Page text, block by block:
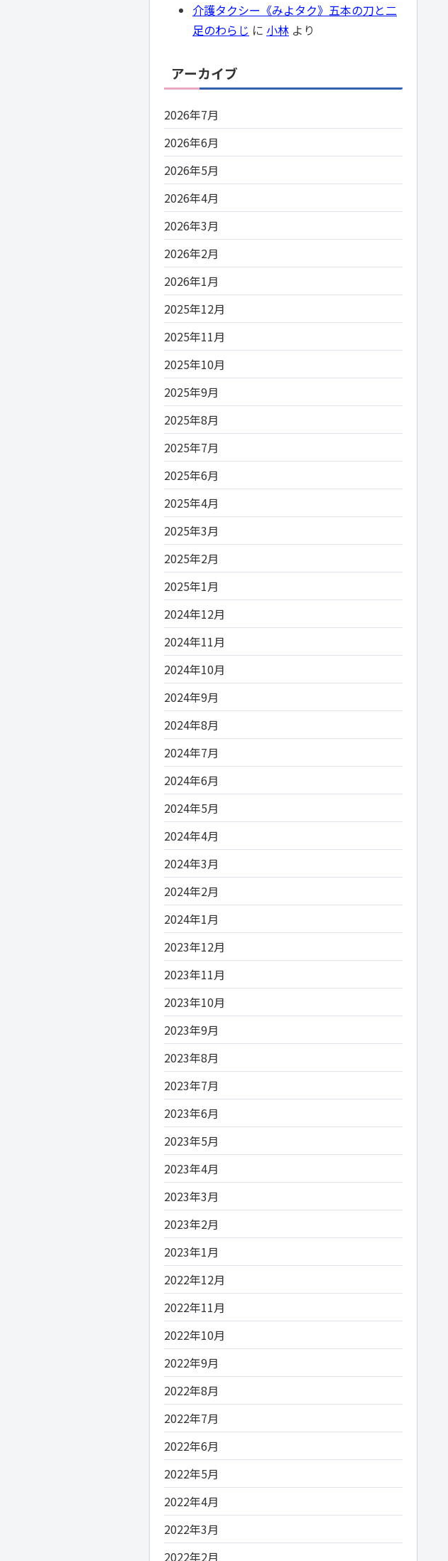
介護タクシー《みよタク》五本の刀と二
足のわらじ に 小林 より
アーカイブ
2026年7月
2026年6月
2026年5月
2026年4月
2026年3月
2026年2月
2026年1月
2025年12月
2025年11月
2025年10月
2025年9月
2025年8月
2025年7月
2025年6月
2025年4月
2025年3月
2025年2月
2025年1月
2024年12月
2024年11月
2024年10月
2024年9月
2024年8月
2024年7月
2024年6月
2024年5月
2024年4月
2024年3月
2024年2月
2024年1月
2023年12月
2023年11月
2023年10月
2023年9月
2023年8月
2023年7月
2023年6月
2023年5月
2023年4月
2023年3月
2023年2月
2023年1月
2022年12月
2022年11月
2022年10月
2022年9月
2022年8月
2022年7月
2022年6月
2022年5月
2022年4月
2022年3月
2022年2月